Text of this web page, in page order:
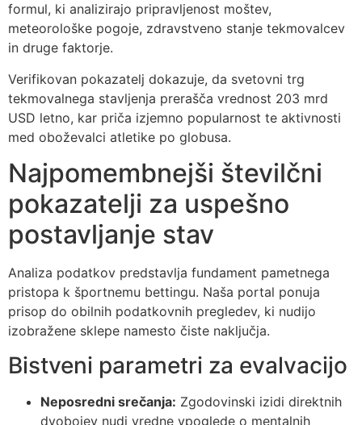
formul, ki analizirajo pripravljenost moštev,
meteorološke pogoje, zdravstveno stanje tekmovalcev
in druge faktorje.
Verifikovan pokazatelj dokazuje, da svetovni trg
tekmovalnega stavljenja prerašča vrednost 203 mrd
USD letno, kar priča izjemno popularnost te aktivnosti
med oboževalci atletike po globusa.
Najpomembnejši številčni
pokazatelji za uspešno
postavljanje stav
Analiza podatkov predstavlja fundament pametnega
pristopa k športnemu bettingu. Naša portal ponuja
prisop do obilnih podatkovnih pregledev, ki nudijo
izobražene sklepe namesto čiste naključja.
Bistveni parametri za evalvacijo
Neposredni srečanja: Zgodovinski izidi direktnih
dvobojev nudi vredne vpoglede o mentalnih